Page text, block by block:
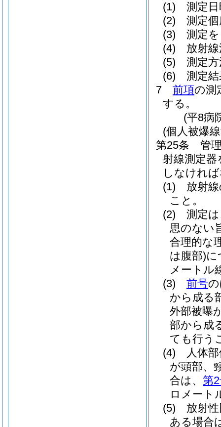
(1)
測定
(2)
測定
(3)
測定
(4)
放射
(5)
測定
(6)
測定
7
前項の測
する。
(平8病
(個人被爆
第25条
管
射線測定
しなけれ
(1)
放射
こと。
(2)
測定
思のない
合理的な
は腹部)に
メートル
(3)
前号
から成る
外部被曝
部から成
ても行う
(4)
人体
が頭部、
合は、 第
ロメート
(5)
放射
ある場合